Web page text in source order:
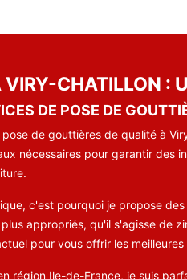
CHATILLON :
DE POSE DE
de gouttières de qualité à
nécessaires pour garantir
c'est pourquoi je propose
appropriés, qu'il s'agisse de
pour vous offrir les meilleures
région Ile-de-France, je suis